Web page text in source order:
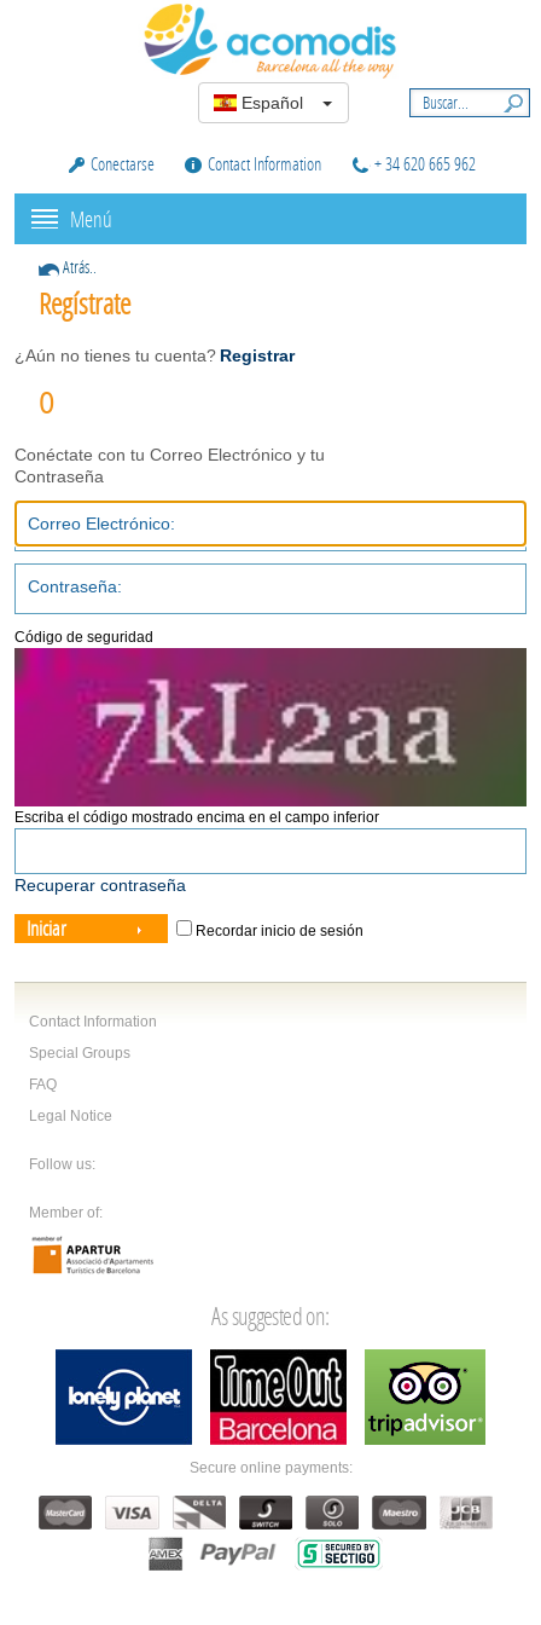
Español
Conectarse Contact Information + 34 620 665 962
Menú
Atrás..
Regístrate
¿Aún no tienes tu cuenta? Registrar
O
Conéctate con tu Correo Electrónico y tu
Contraseña
Código de seguridad
Escriba el código mostrado encima en el campo inferior
Recuperar contraseña
Iniciar Recordar inicio de sesión
Contact Information
Special Groups
FAQ
Legal Notice
Follow us:
Member of:
As suggested on:
Secure online payments: